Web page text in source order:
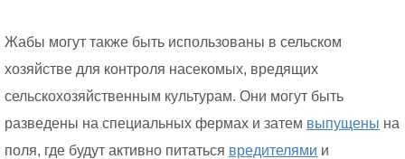
Жабы могут также быть использованы в сельском
хозяйстве для контроля насекомых, вредящих
сельскохозяйственным культурам. Они могут быть
разведены на специальных фермах и затем выпущены на
поля, где будут активно питаться вредителями и